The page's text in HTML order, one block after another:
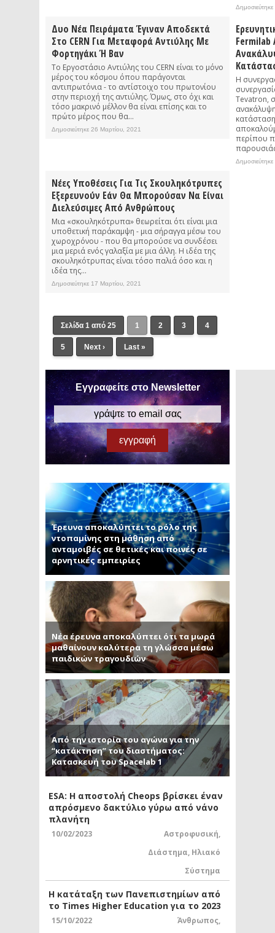
Δυο Νέα Πειράματα Έγιναν Αποδεκτά
Στο CERN Για Μεταφορά Αντιύλης Με
Φορτηγάκι Ή Βαν
Το Εργοστάσιο Αντιύλης του CERN είναι το μόνο
μέρος του κόσμου όπου παράγονται
αντιπρωτόνια - το αντίστοιχο του πρωτονίου
στην περιοχή της αντιύλης. Όμως, στο όχι και
τόσο μακρινό μέλλον θα είναι επίσης και το
πρώτο μέρος που θα...
Δημοσιεύτηκε 26 Μαρτίου, 2021
Fermilab
Η
Tevatron,
περίπου
Νέες Υποθέσεις Για Τις Σκουληκότρυπες
Εξερευνούν Εάν Θα Μπορούσαν Να Είναι
Διελεύσιμες Από Ανθρώπους
Μια «σκουληκότρυπα» θεωρείται ότι είναι μια
υποθετική παράκαμψη - μια σήραγγα μέσω του
χωροχρόνου - που θα μπορούσε να συνδέσει
μια μεριά ενός γαλαξία με μια άλλη. Η ιδέα της
σκουληκότρυπας είναι τόσο παλιά όσο και η
ιδέα της...
Δημοσιεύτηκε 17 Μαρτίου, 2021
Σελίδα 1 από 25 1 2 3 4
5 Next › Last »
Εγγραφείτε στο Newsletter
Έρευνα αποκαλύπτει το ρόλο της
ντοπαμίνης στη μάθηση από
ανταμοιβές σε θετικές και ποινές σε
αρνητικές εμπειρίες
Νέα έρευνα αποκαλύπτει ότι τα μωρά
μαθαίνουν καλύτερα τη γλώσσα μέσω
παιδικών τραγουδιών
Από την ιστορία του αγώνα για την
“κατάκτηση” του διαστήματος:
Κατασκευή του Spacelab 1
ESA: Η αποστολή Cheops βρίσκει έναν
απρόσμενο δακτύλιο γύρω από νάνο
πλανήτη
10/02/2023 Αστροφυσική,
Διάστημα, Ηλιακό
Σύστημα
Η κατάταξη των Πανεπιστημίων από
το Times Higher Education για το 2023
15/10/2022 Άνθρωπος,